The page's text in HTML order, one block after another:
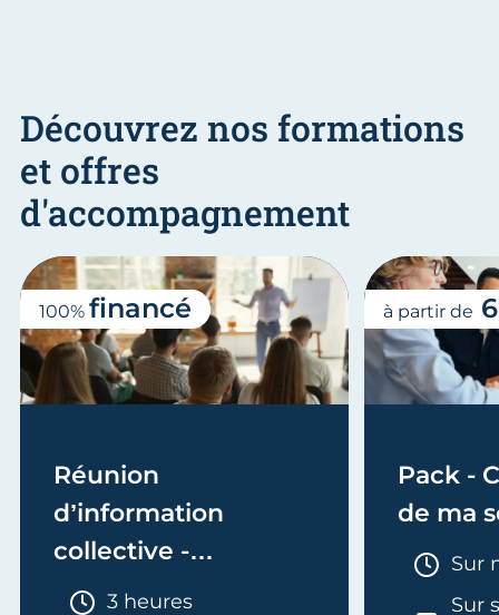
Découvrez nos formations
et offres
d'accompagnement
Réunion
d’information
collective -
Entreprendre
Durée :
3 heures
100% financé
Pack -
de ma
Sur
Sur
à partir de